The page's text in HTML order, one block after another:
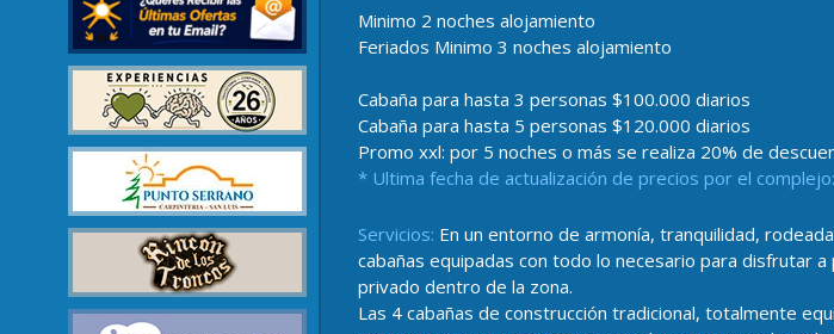
Minimo 2 noches alojamiento
Feriados Minimo 3 noches alojamiento
Cabaña para hasta 3 personas $100.000 diarios
Cabaña para hasta 5 personas $120.000 diarios
Promo xxl: por 5 noches o más se realiza 20% de
* Ultima fecha de actualización de precios por el
Servicios: En un entorno de armonía, tranquilidad,
cabañas equipadas con todo lo necesario para disfrutar
privado dentro de la zona.
Las 4 cabañas de construcción tradicional, totalmente